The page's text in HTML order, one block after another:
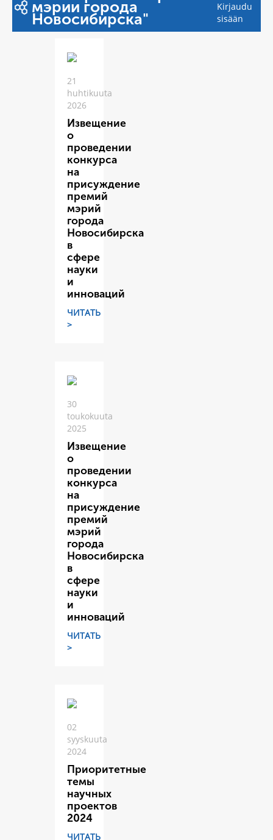
мэрии города
Новосибирска"
Kirjaudu
sisään
21
huhtikuuta
2026
Извещение
о
проведении
конкурса
на
присуждение
премий
мэрий
города
Новосибирска
в
сфере
науки
и
инноваций
ЧИТАТЬ
>
30
toukokuuta
2025
Извещение
о
проведении
конкурса
на
присуждение
премий
мэрий
города
Новосибирска
в
сфере
науки
и
инноваций
ЧИТАТЬ
>
02
syyskuuta
2024
Приоритетные
темы
научных
проектов
2024
ЧИТАТЬ